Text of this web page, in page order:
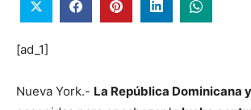
[ad_1]
Nueva York.- La República Dominicana